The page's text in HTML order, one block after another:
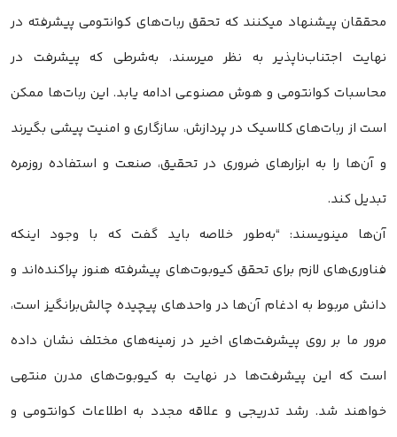
محققان پیشنهاد میکنند که تحقق ربات‌های کوانتومی پیشرفته در
نهایت اجتناب‌ناپذیر به نظر میرسند، به‌شرطی که پیشرفت در
محاسبات کوانتومی و هوش مصنوعی ادامه یابد. این ربات‌ها ممکن
است از ربات‌های کلاسیک در پردازش، سازگاری و امنیت پیشی بگیرند
و آن‌ها را به ابزارهای ضروری در تحقیق، صنعت و استفاده روزمره
تبدیل کند.
آن‌ها مینویسند: “به‌طور خلاصه باید گفت که با وجود اینکه
فناوری‌های لازم برای تحقق کیوبوت‌های پیشرفته هنوز پراکنده‌اند و
دانش مربوط به ادغام آن‌ها در واحدهای پیچیده چالش‌برانگیز است،
مرور ما بر روی پیشرفت‌های اخیر در زمینه‌های مختلف نشان داده
است که این پیشرفت‌ها در نهایت به کیوبوت‌های مدرن منتهی
خواهند شد. رشد تدریجی و علاقه مجدد به اطلاعات کوانتومی و